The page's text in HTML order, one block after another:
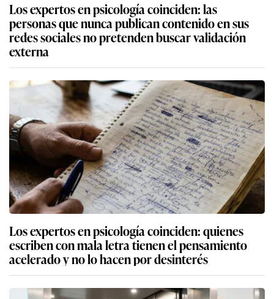
Los expertos en psicología coinciden: las
personas que nunca publican contenido en sus
redes sociales no pretenden buscar validación
externa
Los expertos en psicología coinciden: quienes
escriben con mala letra tienen el pensamiento
acelerado y no lo hacen por desinterés